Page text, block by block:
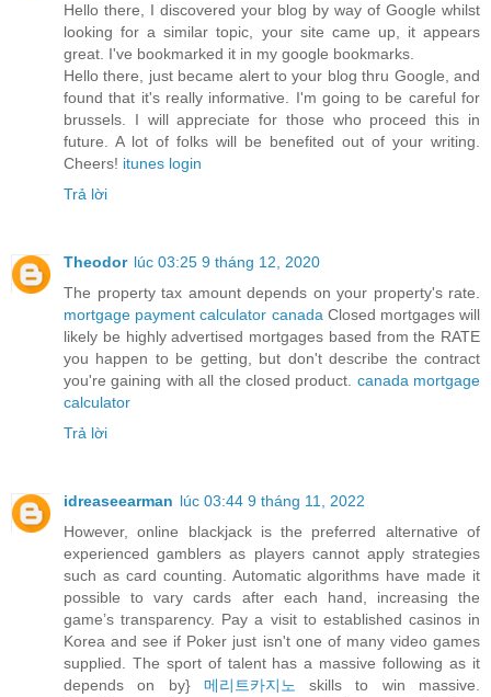
Hello there, I discovered your blog by way of Google whilst
looking for a similar topic, your site came up, it appears
great. I've bookmarked it in my google bookmarks.
Hello there, just became alert to your blog thru Google, and
found that it's really informative. I'm going to be careful for
brussels. I will appreciate for those who proceed this in
future. A lot of folks will be benefited out of your writing.
Cheers! itunes login
Trả lời
Theodor lúc 03:25 9 tháng 12, 2020
The property tax amount depends on your property's rate.
mortgage payment calculator canada Closed mortgages will
likely be highly advertised mortgages based from the RATE
you happen to be getting, but don't describe the contract
you're gaining with all the closed product. canada mortgage
calculator
Trả lời
idreaseearman lúc 03:44 9 tháng 11, 2022
However, online blackjack is the preferred alternative of
experienced gamblers as players cannot apply strategies
such as card counting. Automatic algorithms have made it
possible to vary cards after each hand, increasing the
game’s transparency. Pay a visit to established casinos in
Korea and see if Poker just isn't one of many video games
supplied. The sport of talent has a massive following as it
depends on by} 메리트카지노
skills to win massive.